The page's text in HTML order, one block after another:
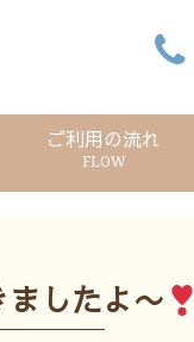
ご利用の流れ
FLOW
ましたよ〜